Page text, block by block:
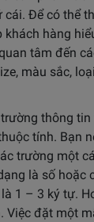
cái. Để có thể
hàng
tâm đến
ize, màu sắc, l
thông
tính. Bạn
trường một
là số hoặc
1 – 3 ký tự.
Việc đặt một